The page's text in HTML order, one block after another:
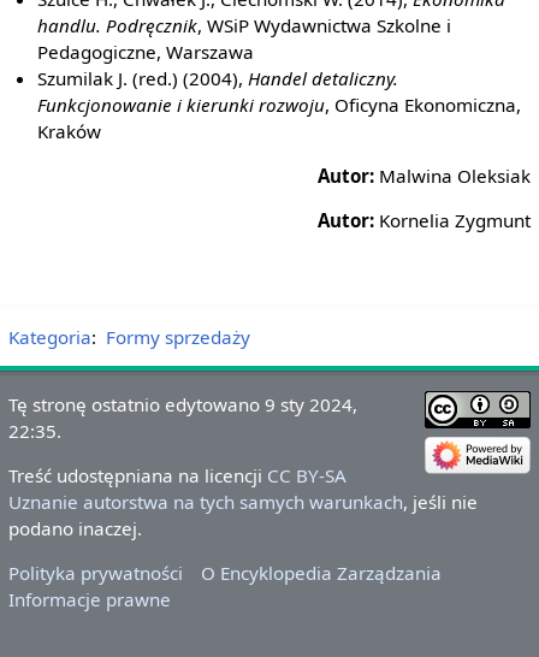
handlu. Podręcznik, WSiP Wydawnictwa Szkolne i
Pedagogiczne, Warszawa
Szumilak J. (red.) (2004), Handel detaliczny.
Funkcjonowanie i kierunki rozwoju, Oficyna Ekonomiczna,
Kraków
Autor: Malwina Oleksiak
Autor: Kornelia Zygmunt
Kategoria: Formy sprzedaży
Tę stronę ostatnio edytowano 9 sty 2024,
22:35.
Treść udostępniana na licencji CC BY-SA
Uznanie autorstwa na tych samych warunkach, jeśli nie
podano inaczej.
Polityka prywatności
O Encyklopedia Zarządzania
Informacje prawne